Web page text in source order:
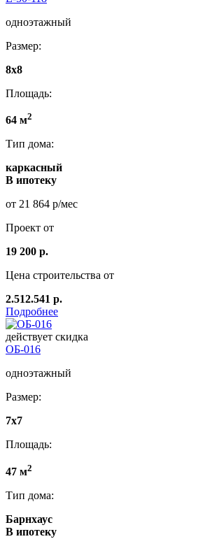
одноэтажный
Размер:
8x8
Площадь:
64 м2
Тип дома:
каркасный
В ипотеку
от 21 864 р/мес
Проект от
19 200 р.
Цена строительства от
2.512.541 р.
Подробнее
действует скидка
ОБ-016
одноэтажный
Размер:
7х7
Площадь:
47 м2
Тип дома:
Барнхаус
В ипотеку